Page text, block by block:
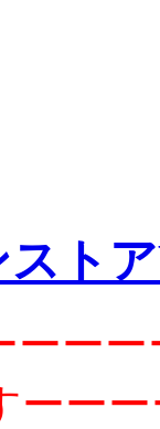
トア
ーー
ーー